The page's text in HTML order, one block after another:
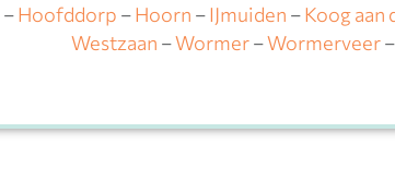
–Hoofddorp –Hoorn –IJmuiden –Koog aan
Westzaan –Wormer–Wormerveer–